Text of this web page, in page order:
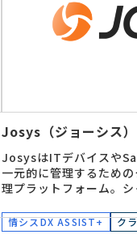
Josys（ジョーシス）
JosysはITデバイスや
一元的に管理するため
理プラットフォーム。
情シスDX ASSIST+ ク